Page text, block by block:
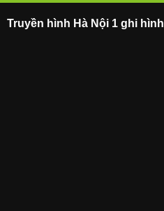
Truyền hình Hà Nội 1 ghi hình